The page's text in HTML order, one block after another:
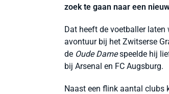
zoek te gaan naar een
Dat heeft de voetballer
avontuur bij het Zwitserse
de Oude Damespeelde hij
bij Arsenal en FC Augsburg.
Naast een flink aantal clubs